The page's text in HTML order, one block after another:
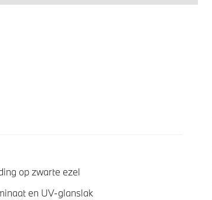
op zwarte ezel
en UV-glanslak